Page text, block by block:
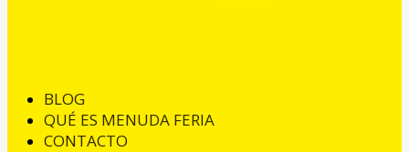
BLOG
QUÉ ES MENUDA FERIA
CONTACTO